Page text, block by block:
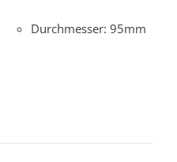
Durchmesser: 95mm